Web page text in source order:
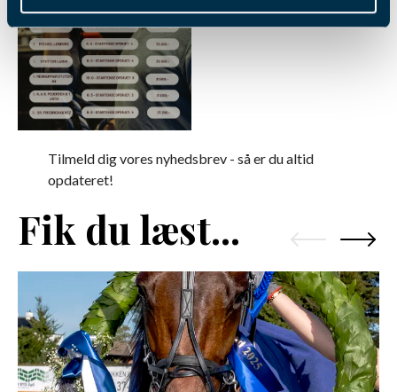
Tilmeld dig vores nyhedsbrev - så er du altid
opdateret!
Fik du læst...